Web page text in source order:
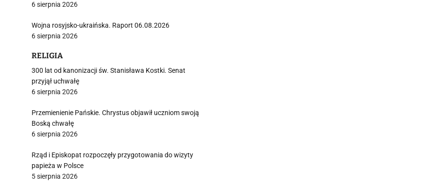
6 sierpnia 2026
Wojna rosyjsko-ukraińska. Raport 06.08.2026
6 sierpnia 2026
RELIGIA
300 lat od kanonizacji św. Stanisława Kostki. Senat
przyjął uchwałę
6 sierpnia 2026
Przemienienie Pańskie. Chrystus objawił uczniom swoją
Boską chwałę
6 sierpnia 2026
Rząd i Episkopat rozpoczęły przygotowania do wizyty
papieża w Polsce
5 sierpnia 2026